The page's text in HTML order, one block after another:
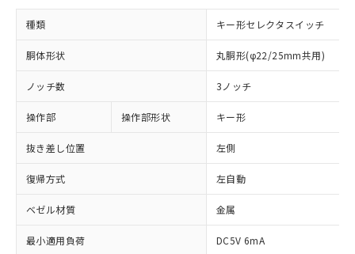
種類 キー形セレクタスイッチ
胴体形状 丸胴形(φ22/25mm共用)
ノッチ数 3ノッチ
操作部 操作部形状 キー形
抜き差し位置 左側
復帰方式 左自動
ベゼル材質 金属
最小適用負荷 DC5V 6mA